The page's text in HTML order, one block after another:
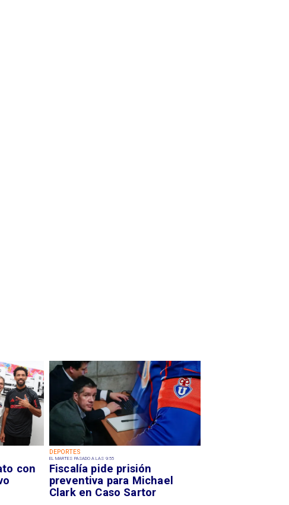
con
DEPORTES
EL MARTES PASADO A LAS 9:55
Fiscalía pide prisión
preventiva para Michael
Clark en Caso Sartor